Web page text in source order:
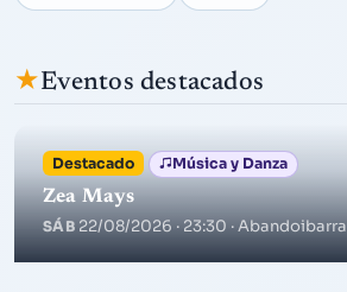
★Eventos destacados
Destacado
Música y Danza
Zea Mays
SÁB 22/08/2026 · 23:30 · Abandoibarra